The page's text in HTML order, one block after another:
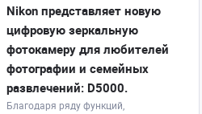
Nikon представляет новую
цифровую зеркальную
фотокамеру для любителей
фотографии и семейных
развлечений: D5000.
Благодаря ряду функций,